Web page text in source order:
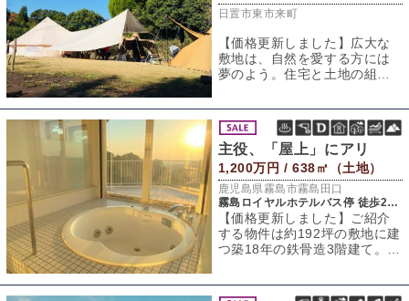
日置市東市来町
【価格更新しました】広大な
敷地は、自然を愛する方には
夢のよう。住宅と土地の組み
主役、「屋上」にアリ
1,200万円 / 638㎡（土地）
鹿児島県霧島市霧島田口
霧島ロイヤルホテルバス停 徒歩25分
【価格更新しました】ご紹介
する物件は約192坪の敷地に建
つ築18年の鉄骨造3階建て。霧